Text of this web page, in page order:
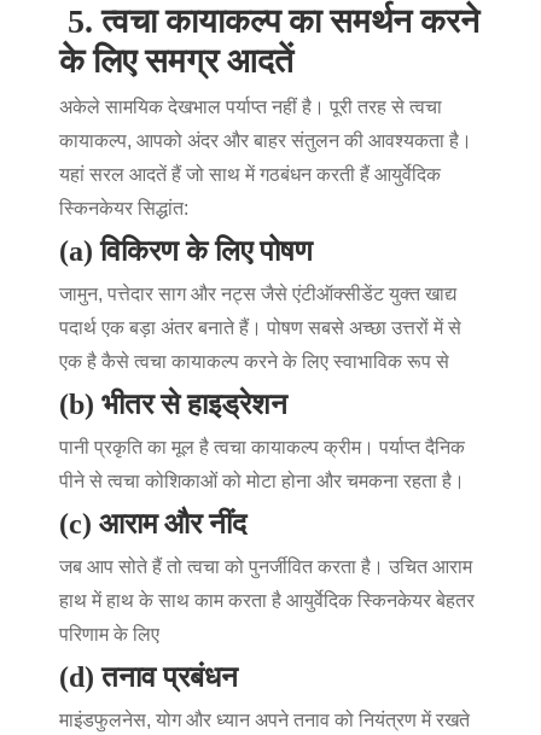
5.त्वचा कायाकल्प का समर्थन करने
के लिए समग्र आदतें
अकेले सामयिक देखभाल पर्याप्त नहीं है। पूरी तरह से त्वचा
कायाकल्प, आपको अंदर और बाहर संतुलन की आवश्यकता है।
यहां सरल आदतें हैं जो साथ में गठबंधन करती हैं आयुर्वेदिक
स्किनकेयर सिद्धांत:
(a) विकिरण के लिए पोषण
जामुन, पत्तेदार साग और नट्स जैसे एंटीऑक्सीडेंट युक्त खाद्य
पदार्थ एक बड़ा अंतर बनाते हैं। पोषण सबसे अच्छा उत्तरों में से
एक है कैसे त्वचा कायाकल्प करने के लिए स्वाभाविक रूप से
(b) भीतर से हाइड्रेशन
पानी प्रकृति का मूल है त्वचा कायाकल्प क्रीम। पर्याप्त दैनिक
पीने से त्वचा कोशिकाओं को मोटा होना और चमकना रहता है।
(c) आराम और नींद
जब आप सोते हैं तो त्वचा को पुनर्जीवित करता है। उचित आराम
हाथ में हाथ के साथ काम करता है आयुर्वेदिक स्किनकेयर बेहतर
परिणाम के लिए
(d) तनाव प्रबंधन
माइंडफुलनेस, योग और ध्यान अपने तनाव को नियंत्रण में रखते